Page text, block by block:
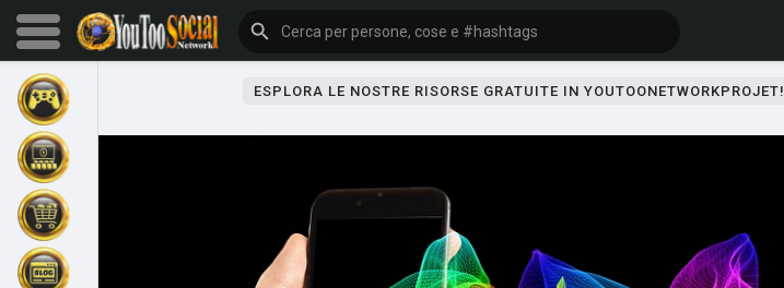
Sfoglia gli eventi
ESPLORA LE NOSTRE RISORSE GRATUITE IN YOUTOONETWORKPROJET!